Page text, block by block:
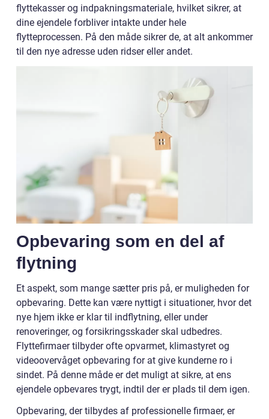
flyttekasser og indpakningsmateriale, hvilket sikrer, at
dine ejendele forbliver intakte under hele
flytteprocessen. På den måde sikrer de, at alt ankommer
til den nye adresse uden ridser eller andet.
Opbevaring som en del af
flytning
Et aspekt, som mange sætter pris på, er muligheden for
opbevaring. Dette kan være nyttigt i situationer, hvor det
nye hjem ikke er klar til indflytning, eller under
renoveringer, og forsikringsskader skal udbedres.
Flyttefirmaer tilbyder ofte opvarmet, klimastyret og
videoovervåget opbevaring for at give kunderne ro i
sindet. På denne måde er det muligt at sikre, at ens
ejendele opbevares trygt, indtil der er plads til dem igen.
Opbevaring, der tilbydes af professionelle firmaer, er